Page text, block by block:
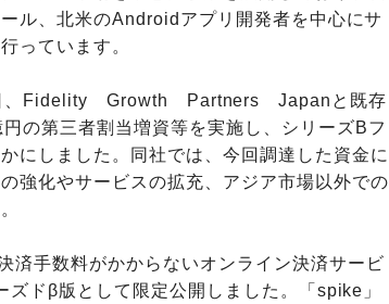
ル、北米のAndroidアプリ開発者を中心にサ
っています。
、Fidelity Growth Partners Japanと既存
の第三者割当増資等を実施し、シリーズBフ
にしました。同社では、今回調達した資金に
強化やサービスの拡充、アジア市場以外での
手数料がかからないオンライン決済サービ
ドβ版として限定公開しました。「spike」